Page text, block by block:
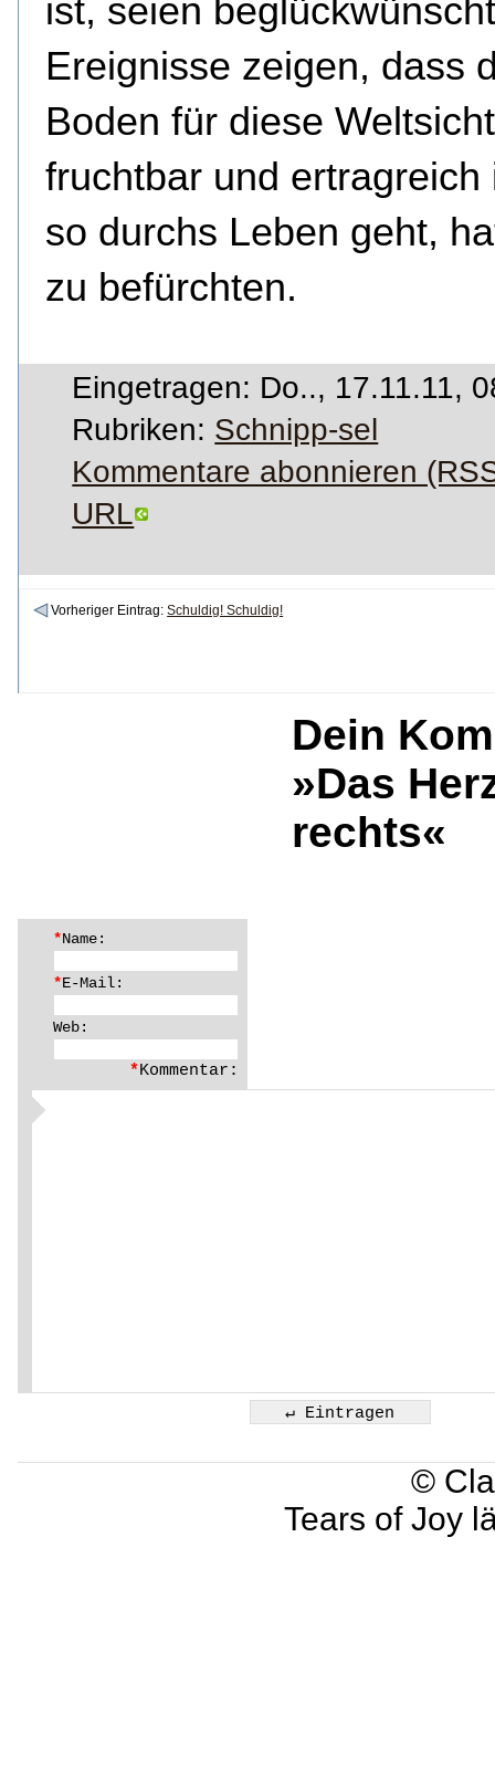
ist, seien
Ereignisse zeigen, dass
Boden für diese Weltsicht
fruchtbar und ertragreich
so durchs Leben geht,
zu befürchten.
Eingetragen: Do.., 17.11.11,
Rubriken: Schnipp-sel
Kommentare abonnieren
URL
Vorheriger Eintrag:Schuldig! Schuldig!
Dein
»Das
rechts«
*Name:
*E-Mail:
Web:
*Kommentar:
©
Tears of Joy